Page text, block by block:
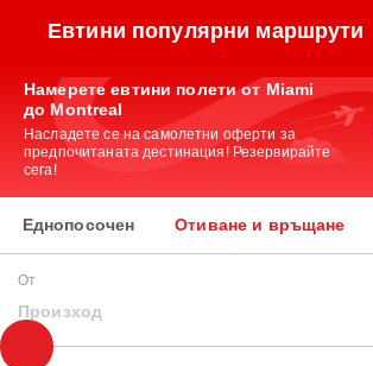
Евтини популярни маршрути
Намерете евтини полети от Miami
до Montreal
Насладете се на самолетни оферти за
предпочитаната дестинация! Резервирайте
сега!
Еднопосочен Отиване и връщане
От
Произход